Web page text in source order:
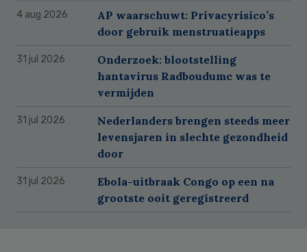
4 aug 2026
AP waarschuwt: Privacyrisico’s
door gebruik menstruatieapps
31 jul 2026
Onderzoek: blootstelling
hantavirus Radboudumc was te
vermijden
31 jul 2026
Nederlanders brengen steeds meer
levensjaren in slechte gezondheid
door
31 jul 2026
Ebola-uitbraak Congo op een na
grootste ooit geregistreerd